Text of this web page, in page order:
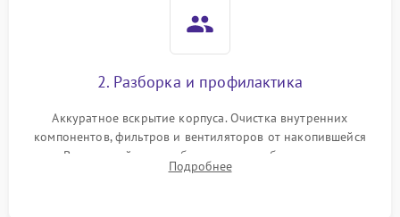
2. Разборка и профилактика
Аккуратное вскрытие корпуса. Очистка внутренних
компонентов, фильтров и вентиляторов от накопившейся
пыли. Визуальный осмотр блока питания, балласта лампы и
материнской платы на наличие прогаров или вздутых
Подробнее